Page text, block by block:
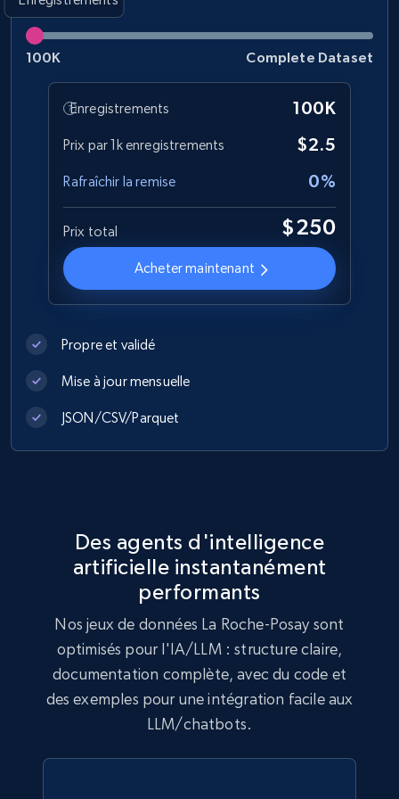
eCommerce
Best Buy products
URL, Product id, Title, Images, Final price,
Currency, Discount, Initial price, and more.
eCommerce
Lazada - Products
URL, Title, Rating, Reviews, Initial price, Final
992+ 165+ Buy Now
Lowes.com
URL, Domain, Marketplace pn, Sku, Other pn,
Model number, Gtin ean pn, Product name, and
100K Complete Dataset
Enregistrements 100K
Prix par 1k enregistrements $2.5
Rafraîchir la remise 0%
Prix total $250
Acheter maintenant
Propre et validé
Mise à jour mensuelle
JSON/CSV/Parquet
Des agents d'intelligence
artificielle instantanément
performants
Nos jeux de données La Roche-Posay sont
optimisés pour l'IA/LLM : structure claire,
documentation complète, avec du code et
des exemples pour une intégration facile aux
LLM/chatbots.